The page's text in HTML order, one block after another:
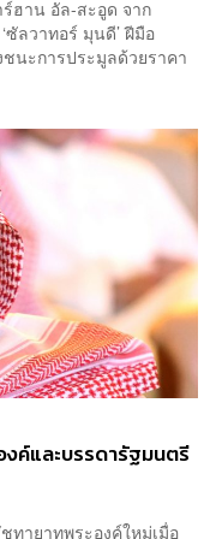
ฮาน อัล-สะอูด จาก
ซัลวาทอร์ มุนดี’ ฝีมือ
นะการประมูลด้วยราคา
งค์และบรรดารัฐมนตรี
ายาทพระองค์ใหม่เมื่อ